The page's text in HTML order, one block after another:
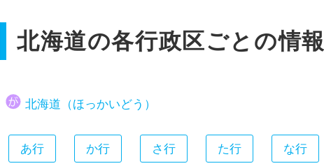
三重県
長崎県
宮崎県
鹿児島県
沖縄県
北海道の各行政区ごとの情報
北海道（ほっかいどう）
あ行 か行 さ行 た行 な行